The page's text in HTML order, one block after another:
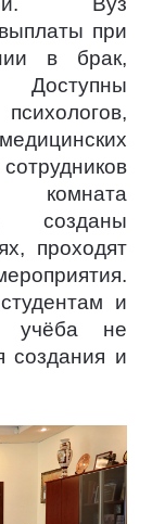
при
в брак,
созданы
проходят
и
учёба не
создания и